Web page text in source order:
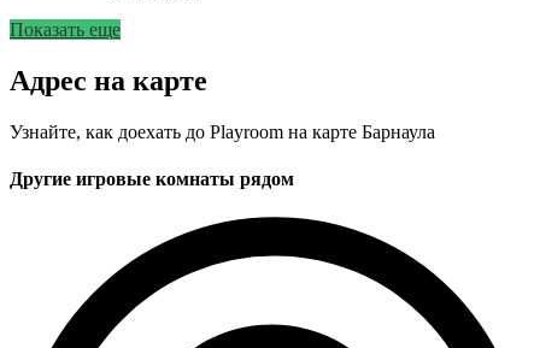
Показать еще
Адрес на карте
Узнайте, как доехать до Playroom на карте Барнаула
Другие игровые комнаты рядом